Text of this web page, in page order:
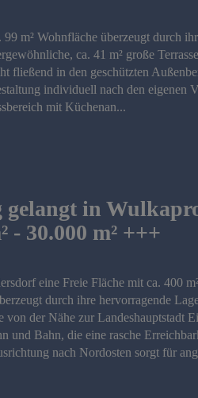
m² Wohnfläche überzeugt durch
ca. 41 m² große
fließend in den geschützten
individuell nach den eigenen
mit Küchenan...
in
- 30.000 m² +++
eine Freie Fläche mit ca. 400
durch ihre hervorragende
der Nähe zur Landeshauptstadt
und Bahn, die eine rasche
nach Nordosten sorgt für